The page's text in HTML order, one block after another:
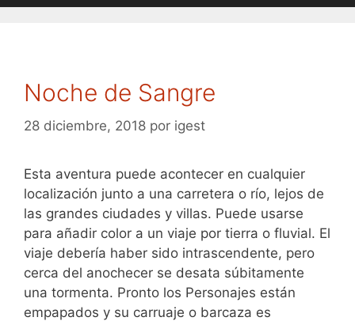
Noche de Sangre
28 diciembre, 2018 por igest
Esta aventura puede acontecer en cualquier
localización junto a una carretera o río, lejos de
las grandes ciudades y villas. Puede usarse
para añadir color a un viaje por tierra o fluvial. El
viaje debería haber sido intrascendente, pero
cerca del anochecer se desata súbitamente
una tormenta. Pronto los Personajes están
empapados y su carruaje o barcaza es